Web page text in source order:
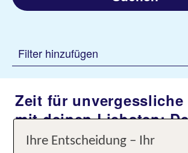
Filter hinzufügen
Zeit für unvergessliche
mit deinen Liebsten:
nächster Familienurlaub
Ihre Entscheidung – Ihr